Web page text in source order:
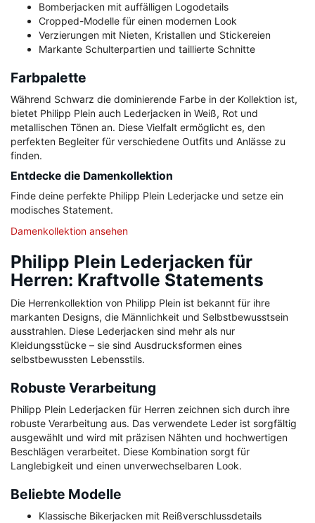
Bomberjacken mit auffälligen Logodetails
Cropped-Modelle für einen modernen Look
Verzierungen mit Nieten, Kristallen und Stickereien
Markante Schulterpartien und taillierte Schnitte
Farbpalette
Während Schwarz die dominierende Farbe in der Kollektion ist,
bietet Philipp Plein auch Lederjacken in Weiß, Rot und
metallischen Tönen an. Diese Vielfalt ermöglicht es, den
perfekten Begleiter für verschiedene Outfits und Anlässe zu
finden.
Entdecke die Damenkollektion
Finde deine perfekte Philipp Plein Lederjacke und setze ein
modisches Statement.
Damenkollektion ansehen
Philipp Plein Lederjacken für
Herren: Kraftvolle Statements
Die Herrenkollektion von Philipp Plein ist bekannt für ihre
markanten Designs, die Männlichkeit und Selbstbewusstsein
ausstrahlen. Diese Lederjacken sind mehr als nur
Kleidungsstücke – sie sind Ausdrucksformen eines
selbstbewussten Lebensstils.
Robuste Verarbeitung
Philipp Plein Lederjacken für Herren zeichnen sich durch ihre
robuste Verarbeitung aus. Das verwendete Leder ist sorgfältig
ausgewählt und wird mit präzisen Nähten und hochwertigen
Beschlägen verarbeitet. Diese Kombination sorgt für
Langlebigkeit und einen unverwechselbaren Look.
Beliebte Modelle
Klassische Bikerjacken mit Reißverschlussdetails